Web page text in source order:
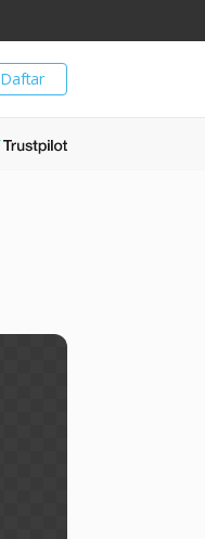
Daftar